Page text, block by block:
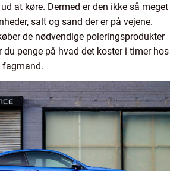
at køre. Dermed er den ikke så meget
salt og sand der er på vejene.
de nødvendige poleringsprodukter
du penge på hvad det koster i timer hos
fagmand.